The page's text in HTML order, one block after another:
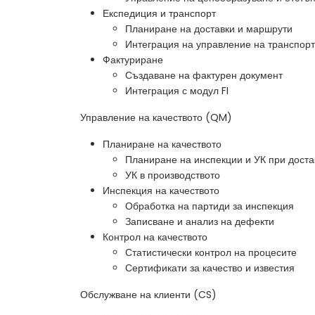
Експедиция и транспорт
Планиране на доставки и маршрути
Интеграция на управление на
Фактуриране
Създаване на фактурен документ
Интеграция с модул FI
Управление на качеството (QM)
Планиране на качеството
Планиране на инспекции и УК при
УК в производството
Инспекция на качеството
Обработка на партиди за инспекция
Записване и анализ на дефекти
Контрол на качеството
Статистически контрол на процесите
Сертификати за качество и известия
Обслужване на клиенти (CS)